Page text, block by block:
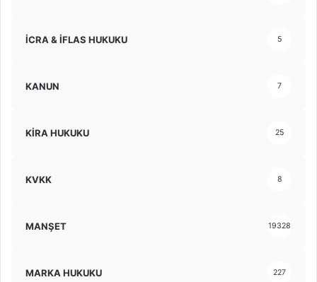
İCRA & İFLAS HUKUKU 5
KANUN 7
KİRA HUKUKU 25
KVKK 8
MANŞET 19328
MARKA HUKUKU 227